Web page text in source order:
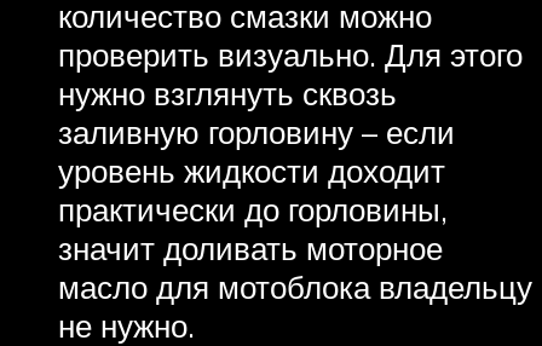
количество смазки можно
проверить визуально. Для этого
нужно взглянуть сквозь
заливную горловину – если
уровень жидкости доходит
практически до горловины,
значит доливать моторное
масло для мотоблока владельцу
не нужно.